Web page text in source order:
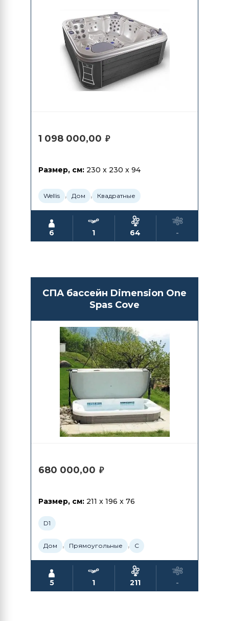
1 098 000,00 ₽
Размер, см: 230 x 230 x 94
Wellis , Дом , Квадратные
6 1 64 -
СПА бассейн Dimension One
Spas Cove
680 000,00 ₽
Размер, см: 211 x 196 x 76
D1
Дом , Прямоугольные , С
5 1 211 -